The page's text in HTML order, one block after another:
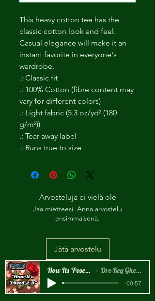
This heavy cotton tee has the
classic cotton look and feel.
Casual elegance will make it an
instant favorite in everyone's
wardrobe.
.: Classic fit
.: 100% Cotton (fibre content may
vary for different colors)
.: Light fabric (5.3 oz/yd² (180
g/m²))
.: Tear away label
.: Runs true to size
Arvosteluja ei vielä ole
Jaa mietteesi. Anna arvostelu
ensimmäisenä.
Jätä arvostelu
How Its 'Posed 2 B Snippet Dre-Key Ghett Millionaire
-00:57